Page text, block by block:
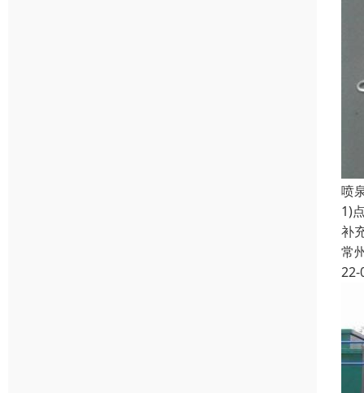
喷
1)
补
常
22-